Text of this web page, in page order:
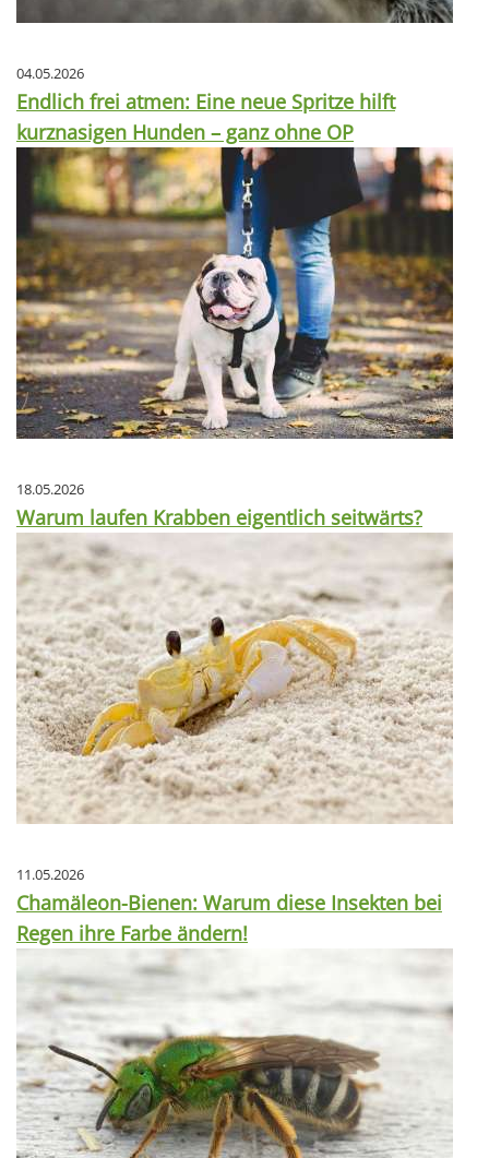
04.05.2026
Endlich frei atmen: Eine neue Spritze hilft
kurznasigen Hunden – ganz ohne OP
18.05.2026
Warum laufen Krabben eigentlich seitwärts?
11.05.2026
Chamäleon-Bienen: Warum diese Insekten bei
Regen ihre Farbe ändern!